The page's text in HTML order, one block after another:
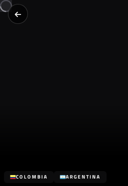
COLOMBIA ARGENTINA